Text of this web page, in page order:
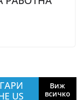
US
Виж
всичко